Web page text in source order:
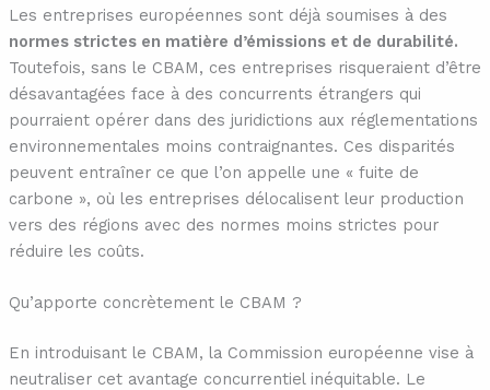
Les entreprises européennes sont déjà soumises à des
normes strictes en matière d’émissions et de durabilité.
Toutefois, sans le CBAM, ces entreprises risqueraient d’être
désavantagées face à des concurrents étrangers qui
pourraient opérer dans des juridictions aux réglementations
environnementales moins contraignantes. Ces disparités
peuvent entraîner ce que l’on appelle une « fuite de
carbone », où les entreprises délocalisent leur production
vers des régions avec des normes moins strictes pour
réduire les coûts.
Qu’apporte concrètement le CBAM ?
En introduisant le CBAM, la Commission européenne vise à
neutraliser cet avantage concurrentiel inéquitable. Le